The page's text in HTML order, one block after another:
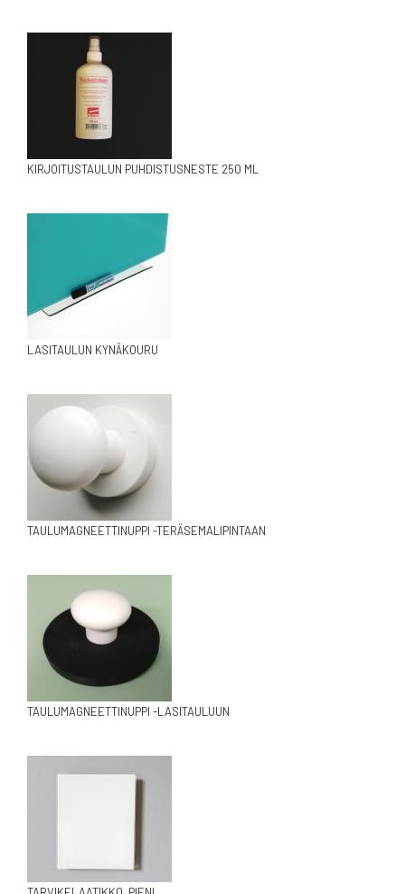
KIRJOITUSTAULUN PUHDISTUSNESTE 250 ML
LASITAULUN KYNÄKOURU
TAULUMAGNEETTINUPPI -TERÄSEMALIPINTAAN
TAULUMAGNEETTINUPPI -LASITAULUUN